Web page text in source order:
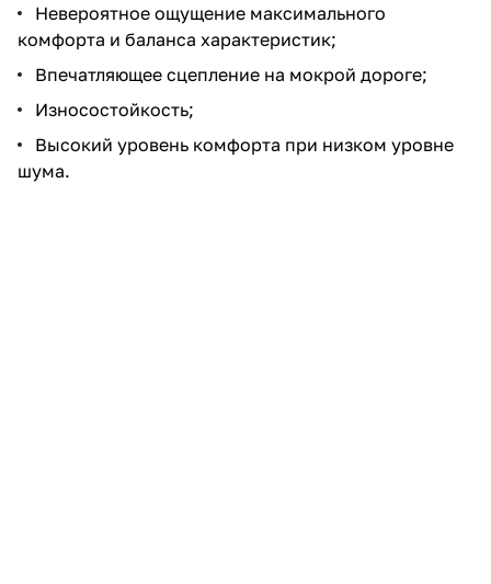
Невероятное ощущение максимального
комфорта и баланса характеристик;
Впечатляющее сцепление на мокрой дороге;
Износостойкость;
Высокий уровень комфорта при низком уровне
шума.